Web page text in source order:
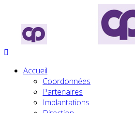
Accueil
Coordonnées
Partenaires
Implantations